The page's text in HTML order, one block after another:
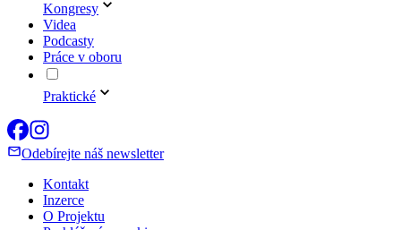
Kongresy
Videa
Podcasty
Práce v oboru
Praktické
Odebírejte náš newsletter
Kontakt
Inzerce
O Projektu